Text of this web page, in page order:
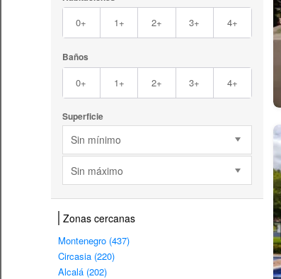
0+ 1+ 2+ 3+ 4+
Baños
0+ 1+ 2+ 3+ 4+
Superficie
Sin mínimo
Sin máximo
Zonas cercanas
Montenegro (437)
Circasia (220)
Alcalá (202)